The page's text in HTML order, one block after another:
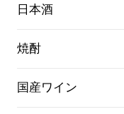
日本酒
焼酎
国産ワイン